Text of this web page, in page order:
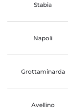
Stabia
Napoli
Grottaminarda
Avellino